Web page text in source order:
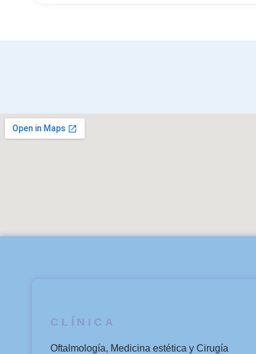
CLÍNICA
Oftalmología, Medicina estética y Cirugía